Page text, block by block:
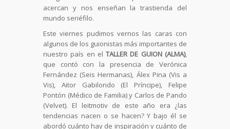
acercan y nos enseñan la trastienda del
mundo seriéfilo.
Este viernes pudimos vernos las caras con
algunos de los guionistas más importantes de
nuestro país en elTALLER DE GUION (ALMA),
que contó con la presencia de Verónica
Fernández (Seis Hermanas), Álex Pina (Vis a
Vis), Aitor Gabilondo (El Príncipe), Felipe
Pontón (Médico de Familia) y Carlos de Pando
(Velvet). El leitmotiv de este año era ¿las
tendencias nacen o se hacen? Y bajo él se
abordó cuánto hay de inspiración y cuánto de